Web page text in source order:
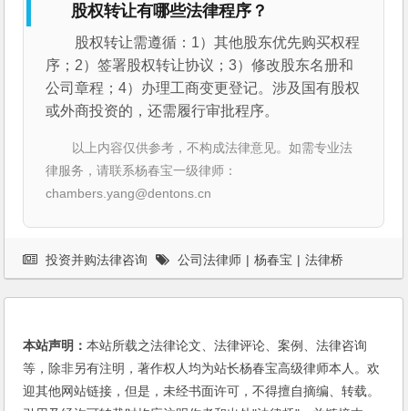
股权转让有哪些法律程序？
股权转让需遵循：1）其他股东优先购买权程
序；2）签署股权转让协议；3）修改股东名册和
公司章程；4）办理工商变更登记。涉及国有股权
或外商投资的，还需履行审批程序。
以上内容仅供参考，不构成法律意见。如需专业法
律服务，请联系杨春宝一级律师：
chambers.yang@dentons.cn
投资并购法律咨询 公司法律师 | 杨春宝 | 法律桥
本站声明：本站所载之法律论文、法律评论、案例、法律咨询
等，除非另有注明，著作权人均为站长杨春宝高级律师本人。欢
迎其他网站链接，但是，未经书面许可，不得擅自摘编、转载。